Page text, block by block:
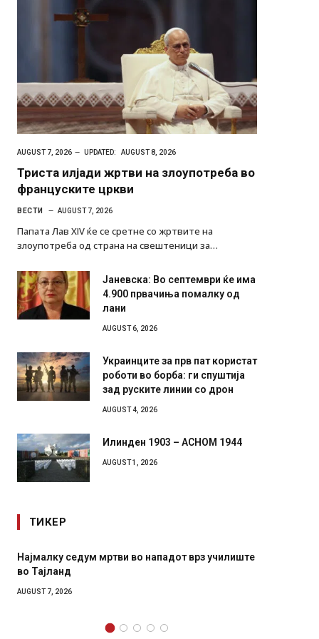
AUGUST 7, 2026 UPDATED: AUGUST 8, 2026
Триста илјади жртви на злоупотреба во
француските цркви
ВЕСТИ AUGUST 7, 2026
Папата Лав XIV ќе се сретне со жртвите на
злоупотреба од страна на свештеници за…
Јаневска: Во септември ќе има
4.900 првачиња помалку од
лани
AUGUST 6, 2026
Украинците за прв пат користат
роботи во борба: ги спуштија
зад руските линии со дрон
AUGUST 4, 2026
Илинден 1903 – АСНОМ 1944
AUGUST 1, 2026
ТИКЕР
Најмалку седум мртви во нападот врз училиште
во Тајланд
AUGUST 7, 2026